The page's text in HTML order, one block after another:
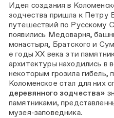
Идея создания в
зодчества пришла к Петру
путешествий по Русскому
появились Медоварня,
монастыря, Братского и
е годы ХХ века эти
архитектуры находились в
некоторым грозила гибель,
Коломенское стал для них
деревянного зодчества»
памятниками,
музея-заповедника.